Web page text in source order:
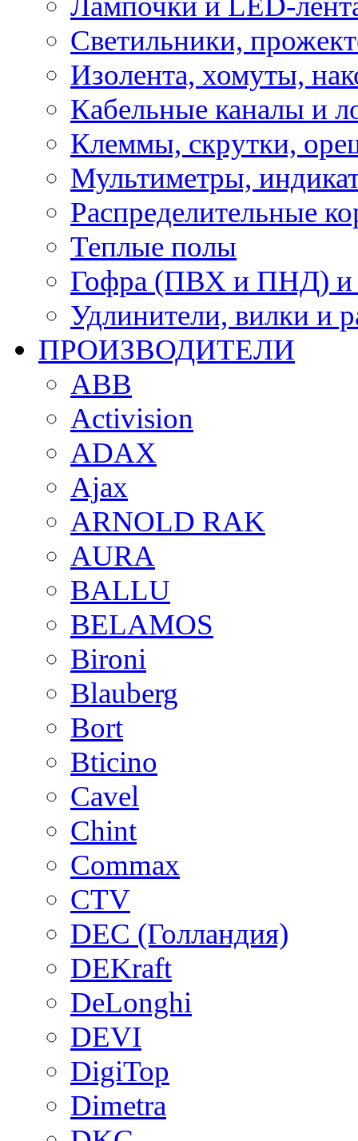
Светильники,
Изолента, хомуты,
Кабельные каналы и
Клеммы, скрутки,
Мультиметры,
Распределительные
Теплые полы
Гофра (ПВХ и ПНД) и
Удлинители, вилки и
ПРОИЗВОДИТЕЛИ
ABB
Activision
ADAX
Ajax
ARNOLD RAK
AURA
BALLU
BELAMOS
Bironi
Blauberg
Bort
Bticino
Cavel
Chint
Commax
CTV
DEC (Голландия)
DEKraft
DeLonghi
DEVI
DigiTop
Dimetra